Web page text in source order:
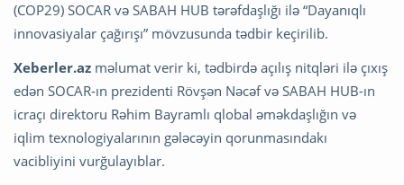
(COP29) SOCAR və SABAH HUB tərəfdaşlığı ilə “Dayanıqlı
innovasiyalar çağırışı” mövzusunda tədbir keçirilib.
Xeberler.az məlumat verir ki, tədbirdə açılış nitqləri ilə çıxış
edən SOCAR-ın prezidenti Rövşən Nəcəf və SABAH HUB-ın
icraçı direktoru Rəhim Bayramlı qlobal əməkdaşlığın və
iqlim texnologiyalarının gələcəyin qorunmasındakı
vacibliyini vurğulayıblar.